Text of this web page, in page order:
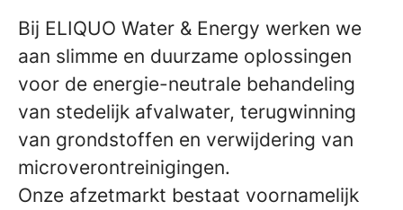
Bij ELIQUO Water & Energy werken we
aan slimme en duurzame oplossingen
voor de energie-neutrale behandeling
van stedelijk afvalwater, terugwinning
van grondstoffen en verwijdering van
microverontreinigingen.
Onze afzetmarkt bestaat voornamelijk